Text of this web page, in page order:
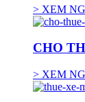
> XEM
CHO
> XEM